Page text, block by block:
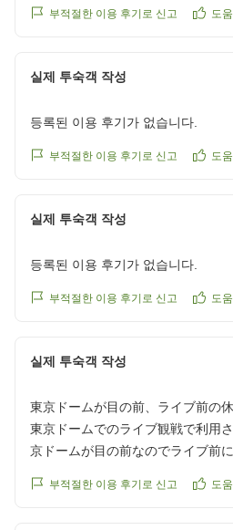
が高くなると感じました。
ぜひ宿泊させていただきたいです。
https://review.travel.rakuten.co.jp/
クチコミの詳細はこちらから
부적절한 이용 후기로 신고 도
실제 투숙객 작성
등록된 이용 후기가 없습니다.
부적절한 이용 후기로 신고 도
실제 투숙객 작성
등록된 이용 후기가 없습니다.
부적절한 이용 후기로 신고 도
실제 투숙객 작성
東京ドームが目の前、ライブ前の
東京ドームでのライブ観戦で利用
京ドームが目の前なのでライブ前
クチコミの詳細はこちらから
부적절한 이용 후기로 신고 도